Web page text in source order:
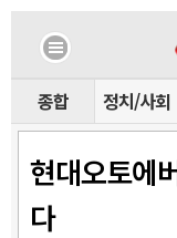
종합 정치/사회
현대오토에
다